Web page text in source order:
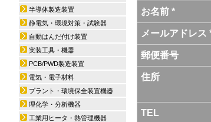
お名前 *
メールアドレス
郵便番号
住所
TEL
半導体製造装置
静電気・環境対策・試験器
自動はんだ付け装置
実装工具・機器
PCB/PWD製造装置
電気・電子材料
プラント・環境保全装置機器
理化学・分析機器
工業用ヒータ・熱管理機器